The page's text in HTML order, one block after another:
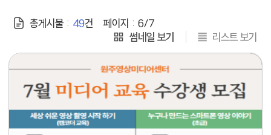
총게시물 : 49건 페이지 :6/7
썸네일 보기
리스트 보기